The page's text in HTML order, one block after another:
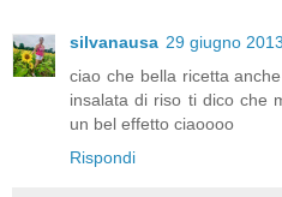
silvanausa 29 giugno
ciao che bella ricetta
insalata di riso ti dico che
un bel effetto ciaoooo
Rispondi